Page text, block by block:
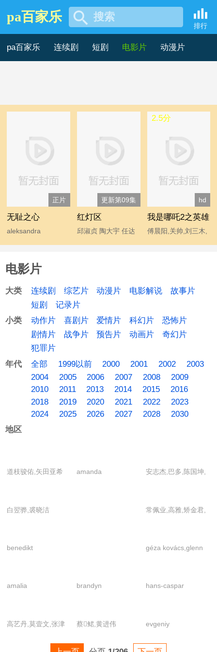
2017年电影片 -pa百家乐
pa百家乐 搜索
排行
pa百家乐 连续剧 短剧 电影片 动漫片
正片
无耻之心
aleksandra
krivulina,jekaterina
paskevicius,tadas
baranauskas,vesta
埃格尔·加布雷奈特,
吉尔德里斯·萨维茨
卡斯,伊娃·鲁佩凯特
更新第09集
红灯区
邱淑贞 陶大宇 任达
华 舒淇 徐锦江 周嘉
hd
2.5分
我是哪吒2之英雄
归来
傅晨阳,关帅,刘三木,
青泯邑,藤新,王薇
电影片
大类 连续剧 综艺片 动漫片 电影解说
故事片
短剧
记录片
小类
动作片 喜剧片 爱情片 科幻片
恐怖片
剧情片
战争片 预告片 动画片
奇幻片
犯罪片
年代
全部 1999以前 2000 2001 2002
2003
2004
2005 2006 2007 2008
2009
2010
2011 2013 2014 2015
2016
2018
2019 2020 2021 2022
2023
2024
2025 2026 2027 2028
2030
地区
道枝骏佑,矢田亚希
井理,小原裕贵,早见
amanda
安志杰,巴多,陈国坤,
宝,王迅,小爱,张峻豪,
白翌骅,裘晓洁
常佩业,高雅,矫金君,
benedikt
epple,viviana ross
géza kovács,glenn
smith,martha
thompson,艾伦·霍
科,苏珊娜·克莱蒙
amalia
skoula,marina
brandyn
macdonald,艾瑞克·
hans-caspar
高艺丹,莫壹文,张津
蔡鲪,黄进伟
evgeniy